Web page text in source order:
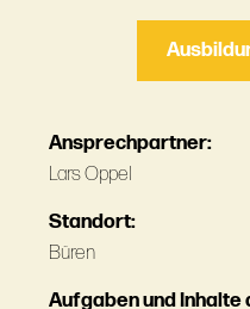
Ansprechpartner:
Lars Oppel
Standort:
Büren
Aufgaben und Inhalte